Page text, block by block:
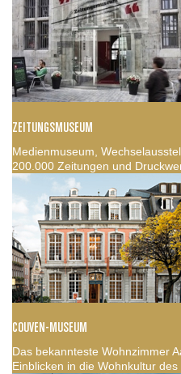
ZEITUNGSMUSEUM
Medienmuseum,
200.000 Zeitungen und
COUVEN-MUSEUM
Das bekannteste Wohnzimmer
Einblicken in die Wohnkultur